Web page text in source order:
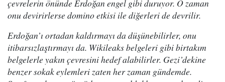
çevrelerin önünde Erdoğan engel gibi duruyor. O zaman
onu devirirlerse domino etkisi ile diğerleri de devrilir.
Erdoğan’ı ortadan kaldırmayı da düşünebilirler, onu
itibarsızlaştırmayı da. Wikileaks belgeleri gibi birtakım
belgelerle yakın çevresini hedef alabilirler. Gezi’dekine
benzer sokak eylemleri zaten her zaman gündemde.